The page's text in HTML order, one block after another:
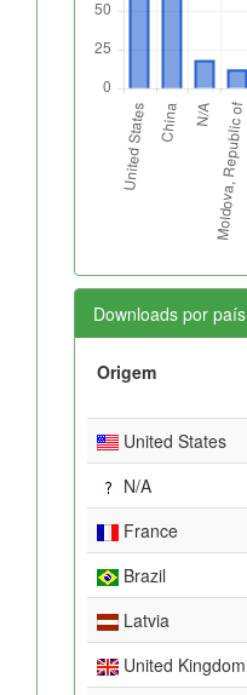
Downloads por país
Origem
United States
N/A
France
Brazil
Latvia
United Kingdom